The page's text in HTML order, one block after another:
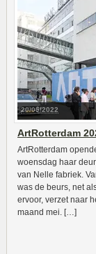
20/05/2022
ArtRotterdam
ArtRotterdam
woensdag haar
van Nelle fabriek.
was de beurs, net
ervoor, verzet naar
maand mei. […]